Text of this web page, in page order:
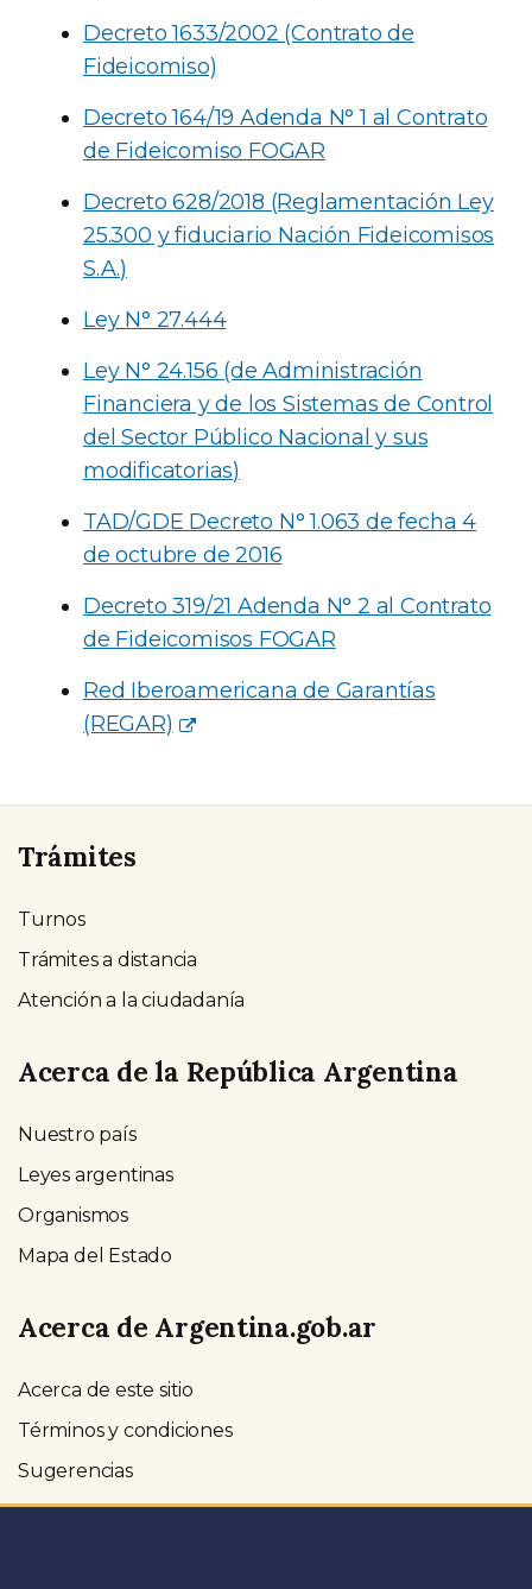
Decreto 1633/2002 (Contrato de
Fideicomiso)
Decreto 164/19 Adenda N° 1 al Contrato
de Fideicomiso FOGAR
Decreto 628/2018 (Reglamentación Ley
25.300 y fiduciario Nación Fideicomisos
S.A.)
Ley N° 27.444
Ley N° 24.156 (de Administración
Financiera y de los Sistemas de Control
del Sector Público Nacional y sus
modificatorias)
TAD/GDE Decreto N° 1.063 de fecha 4
de octubre de 2016
Decreto 319/21 Adenda N° 2 al Contrato
de Fideicomisos FOGAR
Red Iberoamericana de Garantías
(REGAR)
Trámites
Turnos
Trámites a distancia
Atención a la ciudadanía
Acerca de la República Argentina
Nuestro país
Leyes argentinas
Organismos
Mapa del Estado
Acerca de Argentina.gob.ar
Acerca de este sitio
Términos y condiciones
Sugerencias